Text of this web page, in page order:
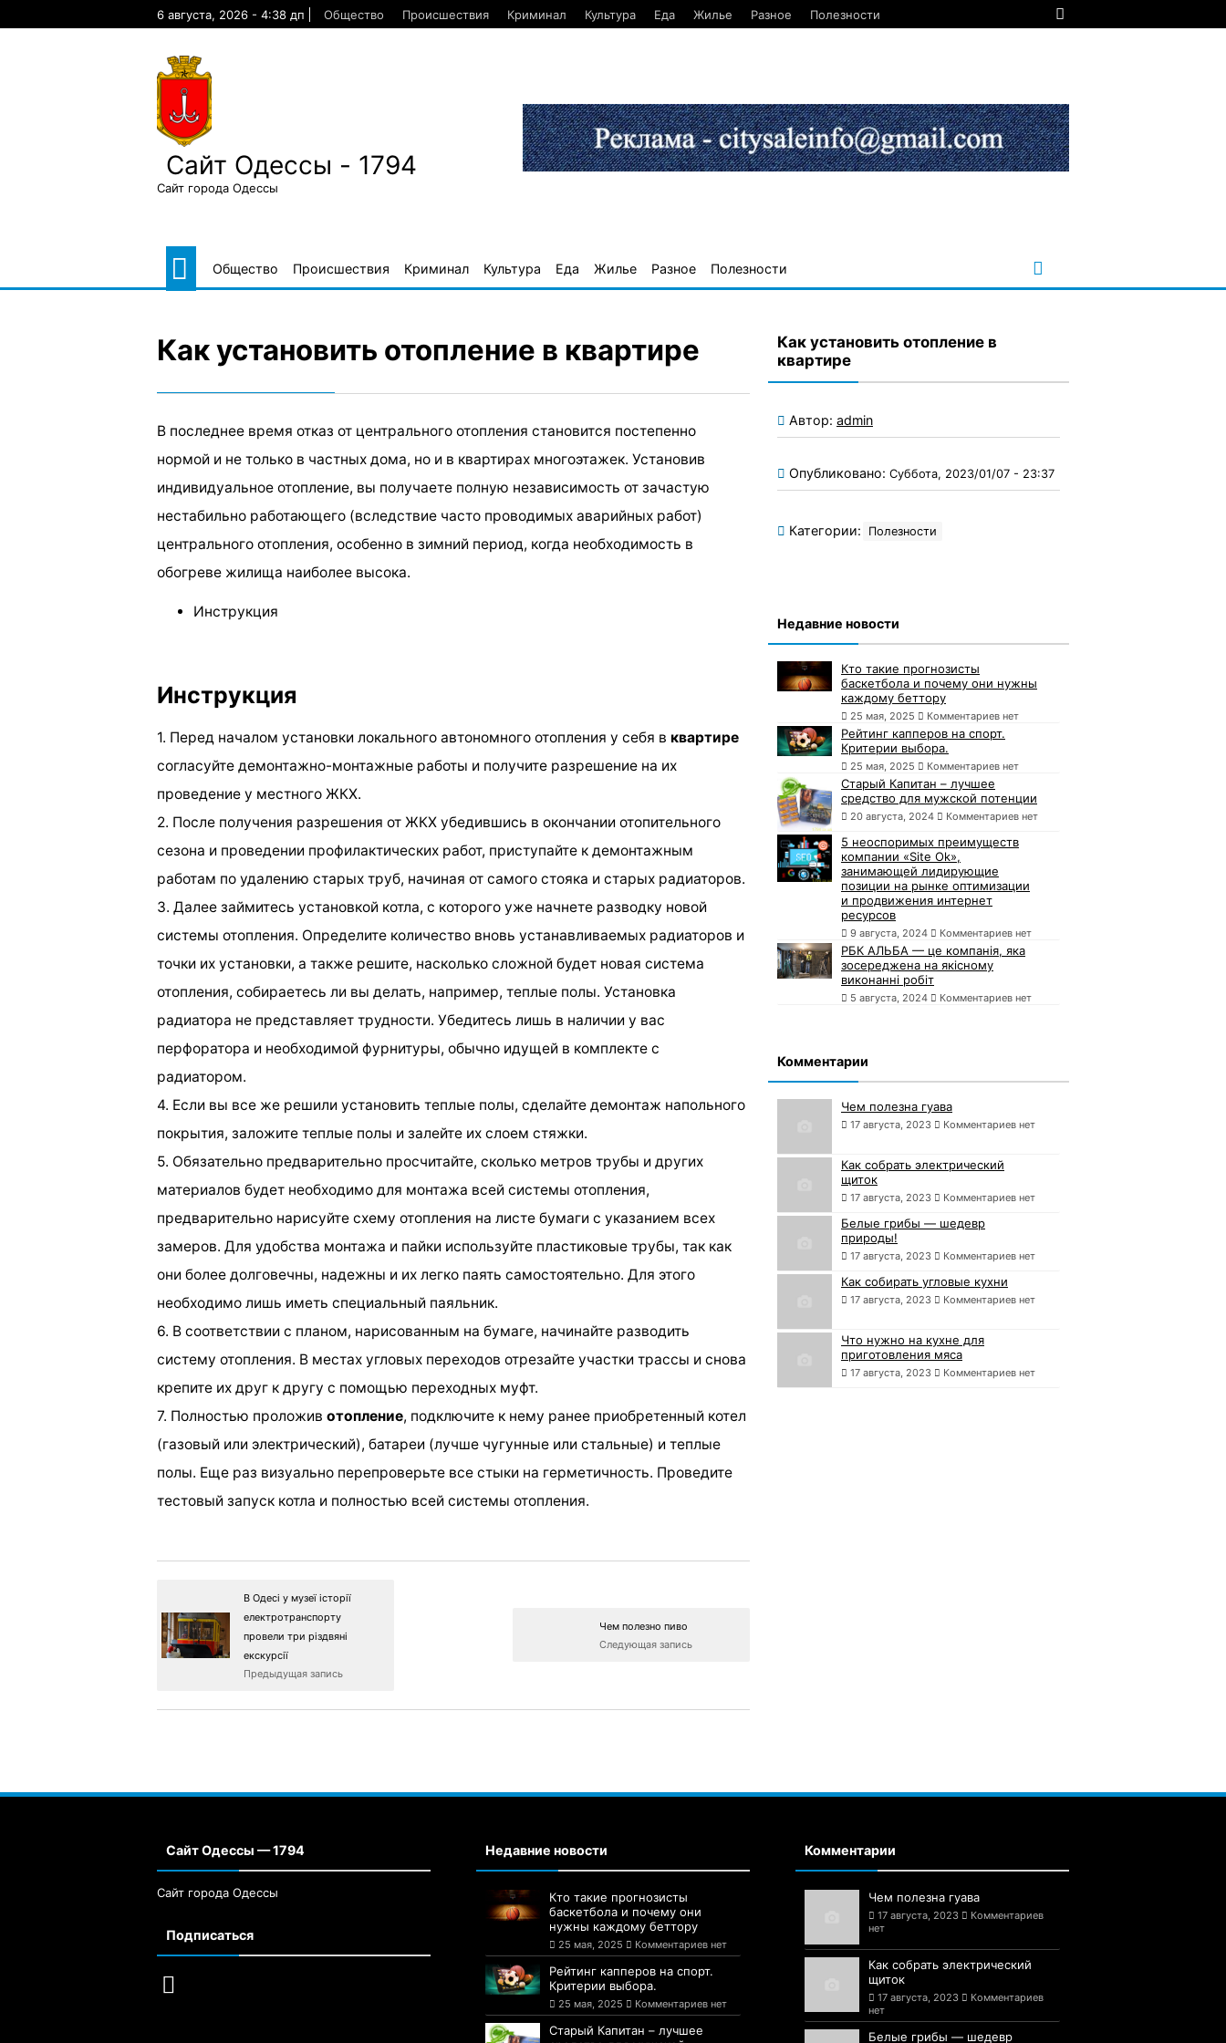
6 августа, 2026 - 4:38 дп Общество Происшествия Криминал Культура Еда Жилье Разное Полезности
Сайт Одессы - 1794
Сайт города Одессы
Общество Происшествия Криминал Культура Еда Жилье Разное Полезности
Как установить отопление в квартире
В последнее время отказ от центрального отопления становится постепенно
нормой и не только в частных дома, но и в квартирах многоэтажек. Установив
индивидуальное отопление, вы получаете полную независимость от зачастую
нестабильно работающего (вследствие часто проводимых аварийных работ)
центрального отопления, особенно в зимний период, когда необходимость в
обогреве жилища наиболее высока.
Инструкция
Инструкция
1. Перед началом установки локального автономного отопления у себя в квартире
согласуйте демонтажно-монтажные работы и получите разрешение на их
проведение у местного ЖКХ.
2. После получения разрешения от ЖКХ убедившись в окончании отопительного
сезона и проведении профилактических работ, приступайте к демонтажным
работам по удалению старых труб, начиная от самого стояка и старых радиаторов.
3. Далее займитесь установкой котла, с которого уже начнете разводку новой
системы отопления. Определите количество вновь устанавливаемых радиаторов и
точки их установки, а также решите, насколько сложной будет новая система
отопления, собираетесь ли вы делать, например, теплые полы. Установка
радиатора не представляет трудности. Убедитесь лишь в наличии у вас
перфоратора и необходимой фурнитуры, обычно идущей в комплекте с
радиатором.
4. Если вы все же решили установить теплые полы, сделайте демонтаж напольного
покрытия, заложите теплые полы и залейте их слоем стяжки.
5. Обязательно предварительно просчитайте, сколько метров трубы и других
материалов будет необходимо для монтажа всей системы отопления,
предварительно нарисуйте схему отопления на листе бумаги с указанием всех
замеров. Для удобства монтажа и пайки используйте пластиковые трубы, так как
они более долговечны, надежны и их легко паять самостоятельно. Для этого
необходимо лишь иметь специальный паяльник.
6. В соответствии с планом, нарисованным на бумаге, начинайте разводить
систему отопления. В местах угловых переходов отрезайте участки трассы и снова
крепите их друг к другу с помощью переходных муфт.
7. Полностью проложив отопление, подключите к нему ранее приобретенный котел
(газовый или электрический), батареи (лучше чугунные или стальные) и теплые
полы. Еще раз визуально перепроверьте все стыки на герметичность. Проведите
тестовый запуск котла и полностью всей системы отопления.
В Одесі у музеї історії
електротранспорту
провели три різдвяні
екскурсії
Предыдущая запись
Чем полезно пиво
Следующая запись
Как установить отопление в
квартире
Автор: admin
Опубликовано: Суббота, 2023/01/07 - 23:37
Категории: Полезности
Недавние новости
Кто такие прогнозисты
баскетбола и почему они нужны
каждому беттору
25 мая, 2025 Комментариев нет
Рейтинг капперов на спорт.
Критерии выбора.
25 мая, 2025 Комментариев нет
Старый Капитан – лучшее
средство для мужской потенции
20 августа, 2024 Комментариев нет
5 неоспоримых преимуществ
компании «Site Ok»,
занимающей лидирующие
позиции на рынке оптимизации
и продвижения интернет
ресурсов
9 августа, 2024 Комментариев нет
РБК АЛЬБА — це компанія, яка
зосереджена на якісному
виконанні робіт
5 августа, 2024 Комментариев нет
Комментарии
Чем полезна гуава
17 августа, 2023 Комментариев нет
Как собрать электрический
щиток
17 августа, 2023 Комментариев нет
Белые грибы — шедевр
природы!
17 августа, 2023 Комментариев нет
Как собирать угловые кухни
17 августа, 2023 Комментариев нет
Что нужно на кухне для
приготовления мяса
17 августа, 2023 Комментариев нет
Сайт Одессы — 1794
Сайт города Одессы
Подписаться
Недавние новости
Кто такие прогнозисты
баскетбола и почему они
нужны каждому беттору
25 мая, 2025 Комментариев нет
Рейтинг капперов на спорт.
Критерии выбора.
25 мая, 2025 Комментариев нет
Старый Капитан – лучшее
Комментарии
Чем полезна гуава
17 августа, 2023
Комментариев
нет
Как собрать электрический
щиток
17 августа, 2023
Комментариев
нет
Белые грибы — шедевр